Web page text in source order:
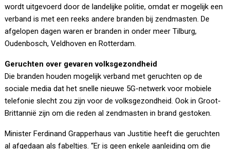
wordt uitgevoerd door de landelijke politie, omdat er mogelijk een
verband is met een reeks andere branden bij zendmasten. De
afgelopen dagen waren er branden in onder meer Tilburg,
Oudenbosch, Veldhoven en Rotterdam.
Geruchten over gevaren volksgezondheid
Die branden houden mogelijk verband met geruchten op de
sociale media dat het snelle nieuwe 5G-netwerk voor mobiele
telefonie slecht zou zijn voor de volksgezondheid. Ook in Groot-
Brittannië zijn om die reden al zendmasten in brand gestoken.
Minister Ferdinand Grapperhaus van Justitie heeft die geruchten
al afgedaan als fabeltjes. “Er is geen enkele aanleiding om die